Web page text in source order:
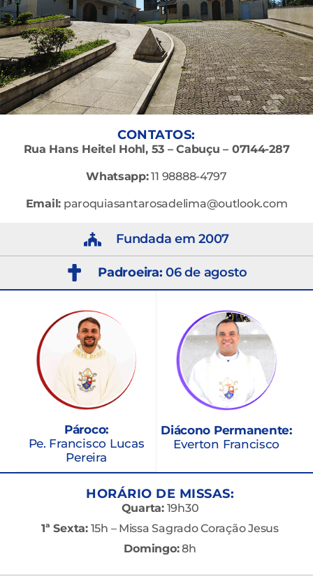
CONTATOS:
Rua Hans Heitel Hohl, 53 – Cabuçu – 07144-287
Whatsapp:11 98888-4797
Email: paroquiasantarosadelima@outlook.com
Fundada em 2007
Padroeira: 06 de agosto
Pároco:
Pe. Francisco Lucas
Pereira
Diácono Permanente:
Everton Francisco
HORÁRIO DE MISSAS:
Quarta:19h30
1ª Sexta:15h – Missa Sagrado Coração Jesus
Domingo:8h